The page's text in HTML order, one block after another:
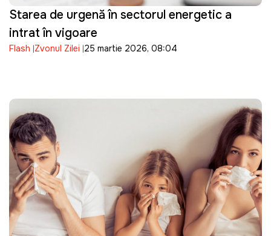
Starea de urgență în sectorul energetic a
intrat în vigoare
Flash Zvonul Zilei 25 martie 2026, 08:04